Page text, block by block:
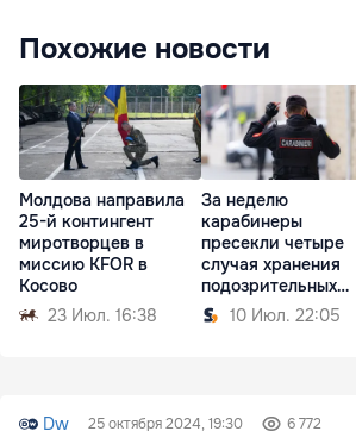
Похожие новости
Молдова направила
25-й контингент
миротворцев в
миссию KFOR в
Косово
23 Июл. 16:38
За неделю
карабинеры
пресекли четыре
случая хранения
подозрительных
веществ
10 Июл. 22:05
Dw 25 октября 2024, 19:30 6 772